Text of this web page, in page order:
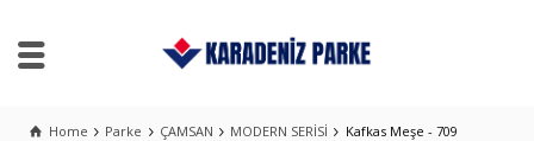
Home Parke ÇAMSAN MODERN SERİSİ Kafkas Meşe - 709